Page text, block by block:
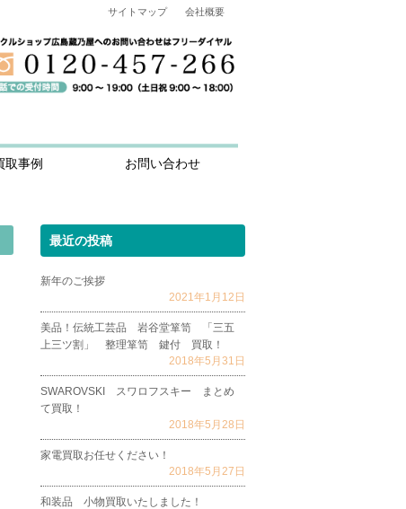
サイトマップ 会社概要
取事例 お問い合わせ
最近の投稿
新年のご挨拶
2021年1月12日
美品！伝統工芸品 岩谷堂箪笥 「三五
上三ツ割」 整理箪笥 鍵付 買取！
2018年5月31日
SWAROVSKI スワロフスキー まとめ
て買取！
2018年5月28日
家電買取お任せください！
2018年5月27日
和装品 小物買取いたしました！